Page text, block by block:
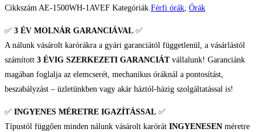
Cikkszám AE-1500WH-1AVEF Kategóriák Férfi órák, Órák
✅ 3 ÉV MOLNÁR GARANCIÁVAL ✅
A nálunk vásárolt karórákra a gyári garanciától függetlenül, a vásárlástól
számított 3 ÉVIG SZERKEZETI GARANCIÁTvállalunk! Garanciánk
magában foglalja az elemcserét, mechanikus óráknál a pontosítást,
beszabályzást – üzletünkben vagy akár háztól-házig szolgáltatással is!
✅ INGYENES MÉRETRE IGAZÍTÁSSAL ✅
Típustól függően minden nálunk vásárolt karórát INGYENESEN méretre